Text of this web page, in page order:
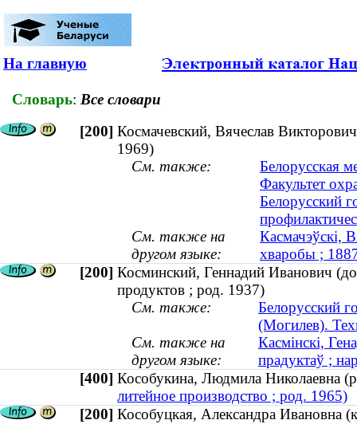
На главную
Словарь: Все словари
[200] Космачевский, Вячеслав
1969)
См. также:
Белорусская
Факультет
Белорусский
См. также на
другом языке:
Касмачэўскі,
хваробы ;
[200] Косминский, Геннадий Иванович
продуктов ; род. 1937)
См. также:
Белорусский
(Могилев).
См. также на
другом языке:
Касмінскі,
прадуктаў ;
[400] Кособукина, Людмила
литейное производство ; род. 1965)
[200] Кособуцкая, Александра Ивановна